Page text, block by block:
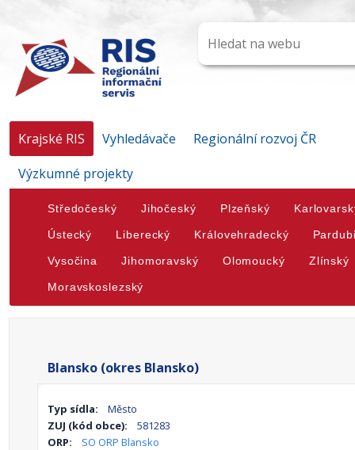
Krajské RIS Vyhledávače
Regionální rozvoj ČR
Výzkumné projekty
Středočeský Jihočeský Plzeňský
Ústecký Liberecký Královehradecký
Vysočina Jihomoravský Olomoucký Zlínský
Moravskoslezský
Blansko (okres Blansko)
Typ sídla:
Město
ZUJ (kód obce):
581283
ORP:
SO ORP Blansko